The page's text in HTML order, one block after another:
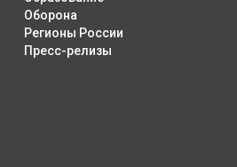
Оборона
Регионы России
Пресс-релизы